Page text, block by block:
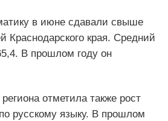
в июне сдавали свыше
Краснодарского края. Средний
В прошлом году он
отметила также рост
русскому языку. В прошлом